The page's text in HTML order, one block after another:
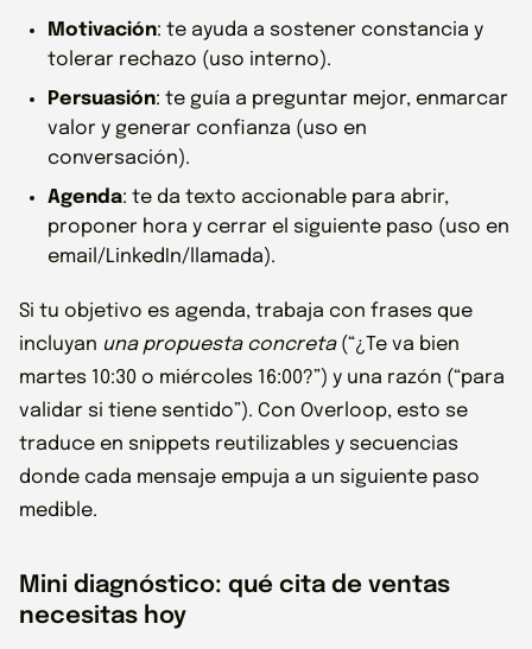
Motivación: te ayuda a sostener constancia y
tolerar rechazo (uso interno).
Persuasión: te guía a preguntar mejor, enmarcar
valor y generar confianza (uso en
conversación).
Agenda: te da texto accionable para abrir,
proponer hora y cerrar el siguiente paso (uso en
email/LinkedIn/llamada).
Si tu objetivo es agenda, trabaja con frases que
incluyan una propuesta concreta(“¿Te va bien
martes 10:30 o miércoles 16:00?”) y una razón (“para
validar si tiene sentido”). Con Overloop, esto se
traduce en snippets reutilizables y secuencias
donde cada mensaje empuja a un siguiente paso
medible.
Mini diagnóstico: qué cita de ventas
necesitas hoy